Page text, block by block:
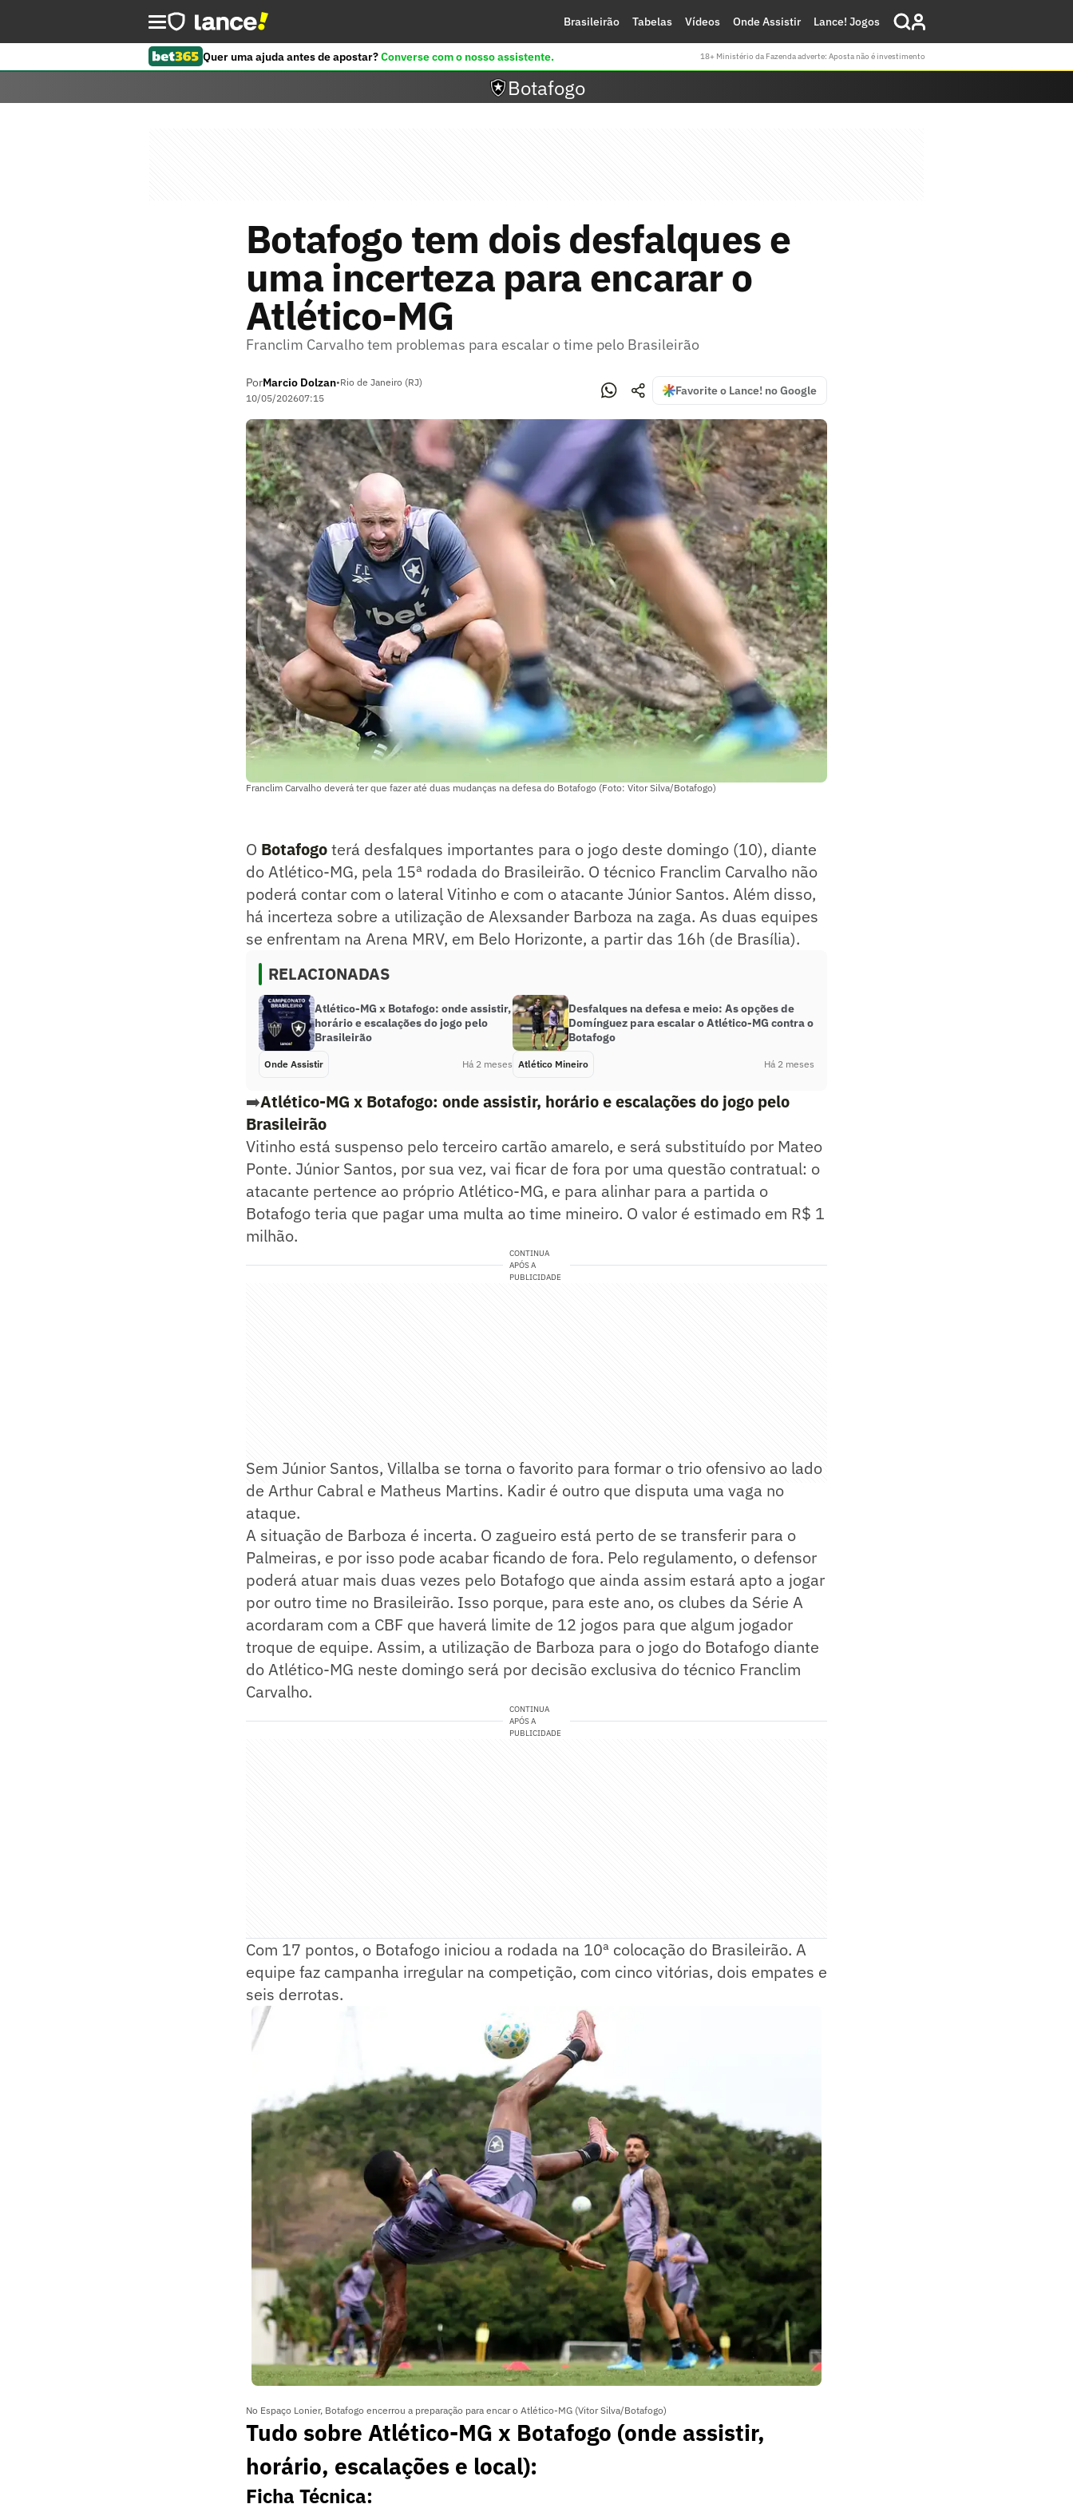
Brasileirão Tabelas Vídeos Onde Assistir Lance! Jogos
Quer uma ajuda antes de apostar?Converse com o nosso assistente. 18+ Ministério da Fazenda adverte: Aposta não é investimento
Botafogo
Botafogo tem dois desfalques e
uma incerteza para encarar o
Atlético-MG
Franclim Carvalho tem problemas para escalar o time pelo Brasileirão
PorMarcio Dolzan•Rio de Janeiro (RJ)
10/05/202607:15
Favorite o Lance! no Google
Franclim Carvalho deverá ter que fazer até duas mudanças na defesa do Botafogo (Foto: Vitor Silva/Botafogo)
O Botafogoterá desfalques importantes para o jogo deste domingo (10), diante
do Atlético-MG, pela 15ª rodada do Brasileirão. O técnico Franclim Carvalho não
poderá contar com o lateral Vitinho e com o atacante Júnior Santos. Além disso,
há incerteza sobre a utilização de Alexsander Barboza na zaga. As duas equipes
se enfrentam na Arena MRV, em Belo Horizonte, a partir das 16h (de Brasília).
RELACIONADAS
Atlético-MG x Botafogo: onde assistir,
horário e escalações do jogo pelo
Brasileirão
Onde Assistir Há 2 meses
Desfalques na defesa e meio: As opções de
Domínguez para escalar o Atlético-MG contra o
Botafogo
Atlético Mineiro Há 2 meses
➡️Atlético-MG x Botafogo: onde assistir, horário e escalações do jogo pelo
Brasileirão
Vitinho está suspenso pelo terceiro cartão amarelo, e será substituído por Mateo
Ponte. Júnior Santos, por sua vez, vai ficar de fora por uma questão contratual: o
atacante pertence ao próprio Atlético-MG, e para alinhar para a partida o
Botafogo teria que pagar uma multa ao time mineiro. O valor é estimado em R$ 1
milhão.
CONTINUA
APÓS A
PUBLICIDADE
Sem Júnior Santos, Villalba se torna o favorito para formar o trio ofensivo ao lado
de Arthur Cabral e Matheus Martins. Kadir é outro que disputa uma vaga no
ataque.
A situação de Barboza é incerta. O zagueiro está perto de se transferir para o
Palmeiras, e por isso pode acabar ficando de fora. Pelo regulamento, o defensor
poderá atuar mais duas vezes pelo Botafogo que ainda assim estará apto a jogar
por outro time no Brasileirão. Isso porque, para este ano, os clubes da Série A
acordaram com a CBF que haverá limite de 12 jogos para que algum jogador
troque de equipe. Assim, a utilização de Barboza para o jogo do Botafogo diante
do Atlético-MG neste domingo será por decisão exclusiva do técnico Franclim
Carvalho.
CONTINUA
APÓS A
PUBLICIDADE
Com 17 pontos, o Botafogo iniciou a rodada na 10ª colocação do Brasileirão. A
equipe faz campanha irregular na competição, com cinco vitórias, dois empates e
seis derrotas.
No Espaço Lonier, Botafogo encerrou a preparação para encar o Atlético-MG (Vitor Silva/Botafogo)
Tudo sobre Atlético-MG x Botafogo (onde assistir,
horário, escalações e local):
Ficha Técnica: